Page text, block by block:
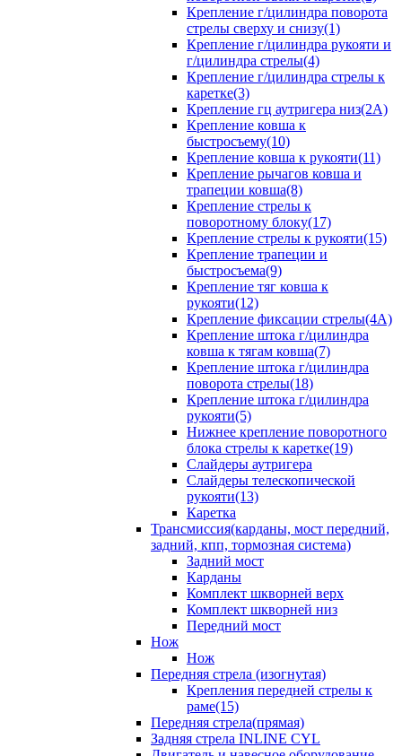
Крепление г/цилиндра поворота
стрелы сверху и снизу(1)
Крепление г/цилиндра рукояти и
г/цилиндра стрелы(4)
Крепление г/цилиндра стрелы к
каретке(3)
Крепление гц аутригера низ(2А)
Крепление ковша к
быстросъему(10)
Крепление ковша к рукояти(11)
Крепление рычагов ковша и
трапеции ковша(8)
Крепление стрелы к
поворотному блоку(17)
Крепление стрелы к рукояти(15)
Крепление трапеции и
быстросъема(9)
Крепление тяг ковша к
рукояти(12)
Крепление фиксации стрелы(4A)
Крепление штока г/цилиндра
ковша к тягам ковша(7)
Крепление штока г/цилиндра
поворота стрелы(18)
Крепление штока г/цилиндра
рукояти(5)
Нижнее крепление поворотного
блока стрелы к каретке(19)
Слайдеры аутригера
Слайдеры телескопической
рукояти(13)
Каретка
Трансмиссия(карданы, мост передний,
задний, кпп, тормозная система)
Задний мост
Карданы
Комплект шкворней верх
Комплект шкворней низ
Передний мост
Нож
Нож
Передняя стрела (изогнутая)
Крепления передней стрелы к
раме(15)
Передняя стрела(прямая)
Задняя стрела INLINE CYL